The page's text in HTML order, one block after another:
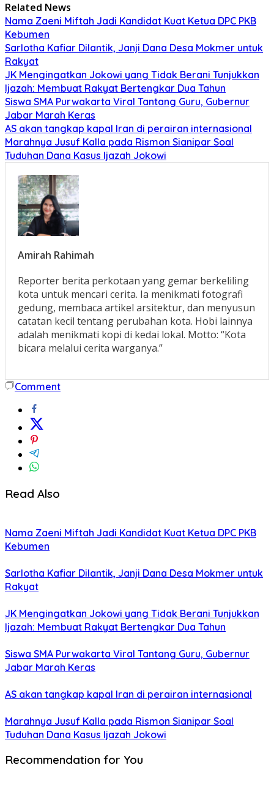
Related News
Nama Zaeni Miftah Jadi Kandidat Kuat Ketua DPC PKB
Kebumen
Sarlotha Kafiar Dilantik, Janji Dana Desa Mokmer untuk
Rakyat
JK Mengingatkan Jokowi yang Tidak Berani Tunjukkan
Ijazah: Membuat Rakyat Bertengkar Dua Tahun
Siswa SMA Purwakarta Viral Tantang Guru, Gubernur
Jabar Marah Keras
AS akan tangkap kapal Iran di perairan internasional
Marahnya Jusuf Kalla pada Rismon Sianipar Soal
Tuduhan Dana Kasus Ijazah Jokowi
Amirah Rahimah
Reporter berita perkotaan yang gemar berkeliling
kota untuk mencari cerita. Ia menikmati fotografi
gedung, membaca artikel arsitektur, dan menyusun
catatan kecil tentang perubahan kota. Hobi lainnya
adalah menikmati kopi di kedai lokal. Motto: “Kota
bicara melalui cerita warganya.”
Comment
Read Also
Nama Zaeni Miftah Jadi Kandidat Kuat Ketua DPC PKB
Kebumen
Sarlotha Kafiar Dilantik, Janji Dana Desa Mokmer untuk
Rakyat
JK Mengingatkan Jokowi yang Tidak Berani Tunjukkan
Ijazah: Membuat Rakyat Bertengkar Dua Tahun
Siswa SMA Purwakarta Viral Tantang Guru, Gubernur
Jabar Marah Keras
AS akan tangkap kapal Iran di perairan internasional
Marahnya Jusuf Kalla pada Rismon Sianipar Soal
Tuduhan Dana Kasus Ijazah Jokowi
Recommendation for You